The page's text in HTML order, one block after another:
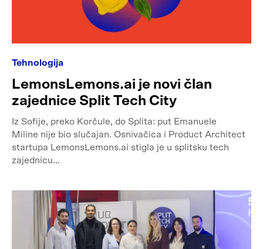
Tehnologija
LemonsLemons.ai je novi član
zajednice Split Tech City
Iz Sofije, preko Korčule, do Splita: put Emanuele
Miline nije bio slučajan. Osnivačica i Product Architect
startupa LemonsLemons.ai stigla je u splitsku tech
zajednicu…